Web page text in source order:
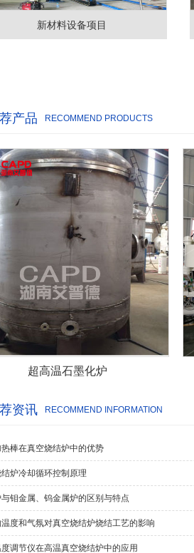
新材料设备项目
产品 RECOMMEND PRODUCTS
超高温石墨化炉
资讯 RECOMMEND INFORMATION
棒在真空烧结炉中的优势
炉冷却循环控制原理
钼金属、钨金属炉的区别与特点
度和气氛对真空烧结炉烧结工艺的影响
调节仪在高温真空烧结炉中的应用